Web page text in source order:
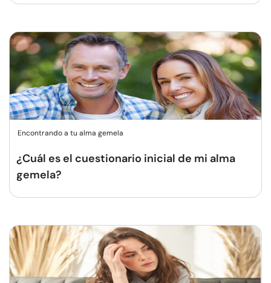
Encontrando a tu alma gemela
¿Cuál es el cuestionario inicial de mi alma
gemela?